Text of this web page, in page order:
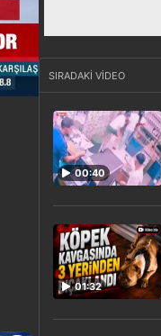
SIRADAKİ VİDEO
00:40
01:32